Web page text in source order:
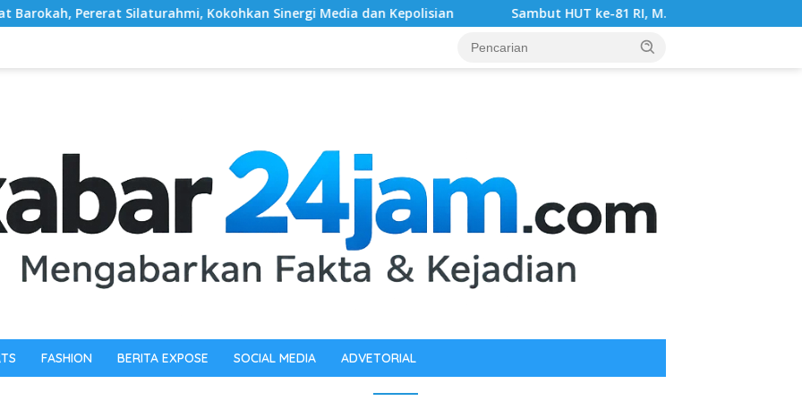
Kokohkan Sinergi Media dan Kepolisian ‎Sambut HUT ke-81 RI, M. Arif Tanjung Akan Gelar Baksos dan Konvoi
FASHION BERITA EXPOSE SOCIAL MEDIA ADVETORIAL